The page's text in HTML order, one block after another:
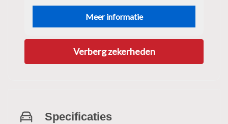
Meer informatie
Verberg zekerheden
Specificaties